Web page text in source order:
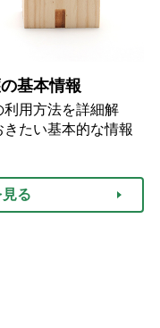
基本情報
用方法を詳細解
たい基本的な情報
る